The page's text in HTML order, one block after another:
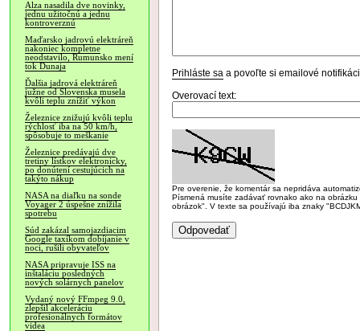
Alza nasadila dve novinky,
jednu užitočnú a jednu
kontroverznú
Maďarsko jadrovú elektráreň
nakoniec kompletne
neodstavilo, Rumunsko mení
tok Dunaja
Ďalšia jadrová elektráreň
južne od Slovenska musela
kvôli teplu znížiť výkon
Železnice znižujú kvôli teplu
rýchlosť iba na 50 km/h,
spôsobuje to meškanie
Železnice predávajú dve
tretiny lístkov elektronicky,
po donútení cestujúcich na
takýto nákup
NASA na diaľku na sonde
Voyager 2 úspešne znížila
spotrebu
Súd zakázal samojazdiacim
Google taxíkom dobíjanie v
noci, rušili obyvateľov
NASA pripravuje ISS na
inštaláciu posledných
nových solárnych panelov
Vydaný nový FFmpeg 9.0,
zlepšil akceleráciu
profesionálnych formátov
videa
Prihláste sa a povoľte si emailové
Overovací text:
Pre overenie, že komentár sa nepridáva
Písmená musíte zadávať rovnako ako na
obrázok". V texte sa používajú iba znaky